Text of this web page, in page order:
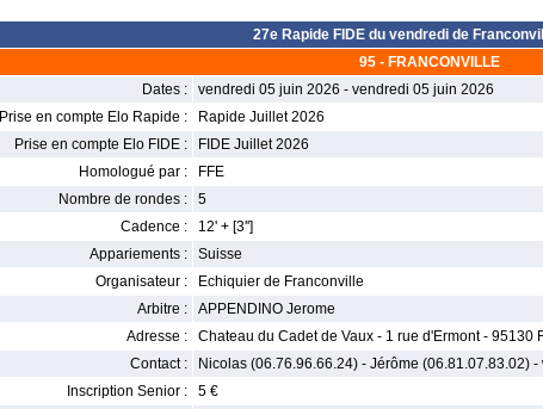
27e Rapide FIDE du vendredi de
95 - FRANCONVILLE
Dates :
vendredi 05 juin 2026 - vendredi 05 juin 2026
Prise en compte Elo Rapide :
Rapide Juillet 2026
Prise en compte Elo FIDE :
FIDE Juillet 2026
Homologué par :
FFE
Nombre de rondes :
5
Cadence :
12' + [3'']
Appariements :
Suisse
Organisateur :
Echiquier de Franconville
Arbitre :
APPENDINO Jerome
Adresse :
Chateau du Cadet de Vaux - 1 rue d'Ermont - 95130
Contact :
Nicolas (06.76.96.66.24) - Jérôme (06.81.07.83.02)
Inscription Senior :
5 €